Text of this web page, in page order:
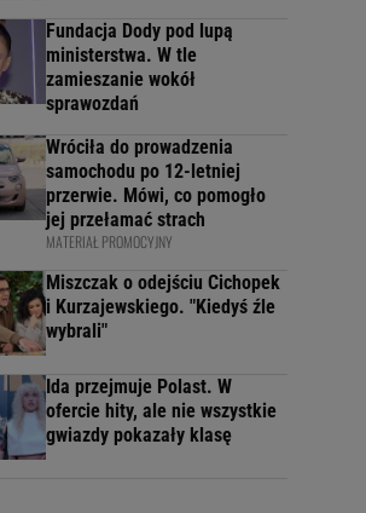
Fundacja Dody pod lupą
ministerstwa. W tle
zamieszanie wokół
sprawozdań
Wróciła do prowadzenia
samochodu po 12-letniej
przerwie. Mówi, co pomogło
jej przełamać strach
MATERIAŁ PROMOCYJNY
Miszczak o odejściu Cichopek
i Kurzajewskiego. "Kiedyś źle
wybrali"
Ida przejmuje Polast. W
ofercie hity, ale nie wszystkie
gwiazdy pokazały klasę